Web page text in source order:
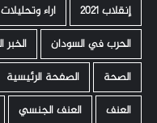
إنقلاب 2021
اراء وتحليلات
الحرب في السودان
الخبر
الصحة
الصفحة الرئيسية
العنف
العنف الجنسي